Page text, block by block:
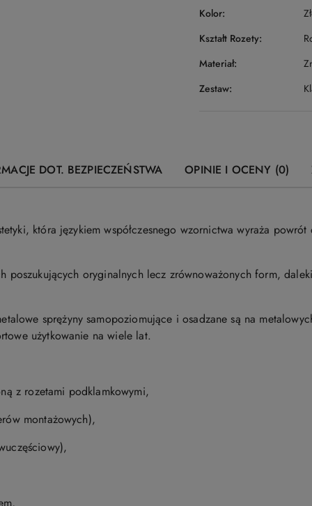
Kolor:
Kształt Rozety:
Materiał:
Zestaw:
DOT. BEZPIECZEŃSTWA OPINIE I OCENY (0)
która językiem współczesnego wzornictwa wyraża
poszukujących oryginalnych lecz zrównoważonych form,
sprężyny samopoziomujące i osadzane są na
użytkowanie na wiele lat.
z rozetami podklamkowymi,
montażowych),